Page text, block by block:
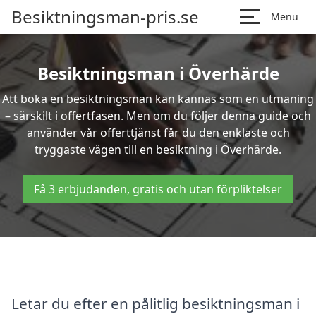
Besiktningsman-pris.se Menu
Besiktningsman i Överhärde
Att boka en besiktningsman kan kännas som en utmaning
– särskilt i offertfasen. Men om du följer denna guide och
använder vår offerttjänst får du den enklaste och
tryggaste vägen till en besiktning i Överhärde.
Få 3 erbjudanden, gratis och utan förpliktelser
Letar du efter en pålitlig besiktningsman i